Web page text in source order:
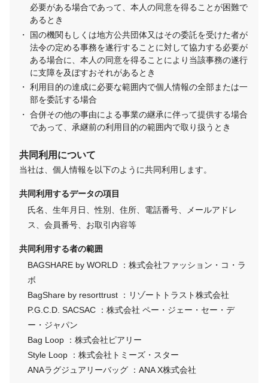
必要がある場合であって、本人の同意を得ることが困難で
あるとき
国の機関もしくは地方公共団体又はその委託を受けた者が
法令の定める事務を遂行することに対して協力する必要が
ある場合に、本人の同意を得ることにより当該事務の遂行
に支障を及ぼすおそれがあるとき
利用目的の達成に必要な範囲内で個人情報の全部または一
部を委託する場合
合併その他の事由による事業の継承に伴って提供する場合
であって、承継前の利用目的の範囲内で取り扱うとき
共同利用について
当社は、個人情報を以下のように共同利用します。
共同利用するデータの項目
氏名、生年月日、性別、住所、電話番号、メールアドレ
ス、会員番号、お取引内容等
共同利用する者の範囲
BAGSHARE by WORLD ：株式会社ファッション・コ・ラ
ボ
BagShare by resorttrust ：リゾートトラスト株式会社
P.G.C.D. SACSAC ：株式会社 ペー・ジェー・セー・デ
ー・ジャパン
Bag Loop ：株式会社ピアリー
Style Loop ：株式会社トミーズ・スター
ANAラグジュアリーバッグ ：ANA X株式会社